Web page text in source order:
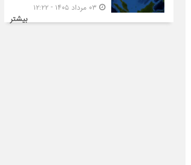
بیشتر